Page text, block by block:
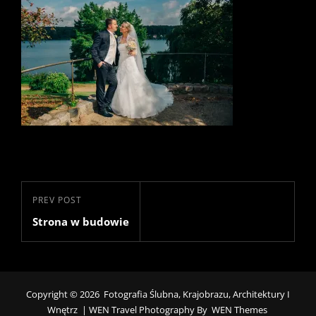
Nawigacja
wpisu
Previous
Post
PREV POST
Strona w budowie
Copyright © 2026 Fotografia Ślubna, Krajobrazu, Architektury I
Wnętrz | WEN Travel Photography By WEN Themes